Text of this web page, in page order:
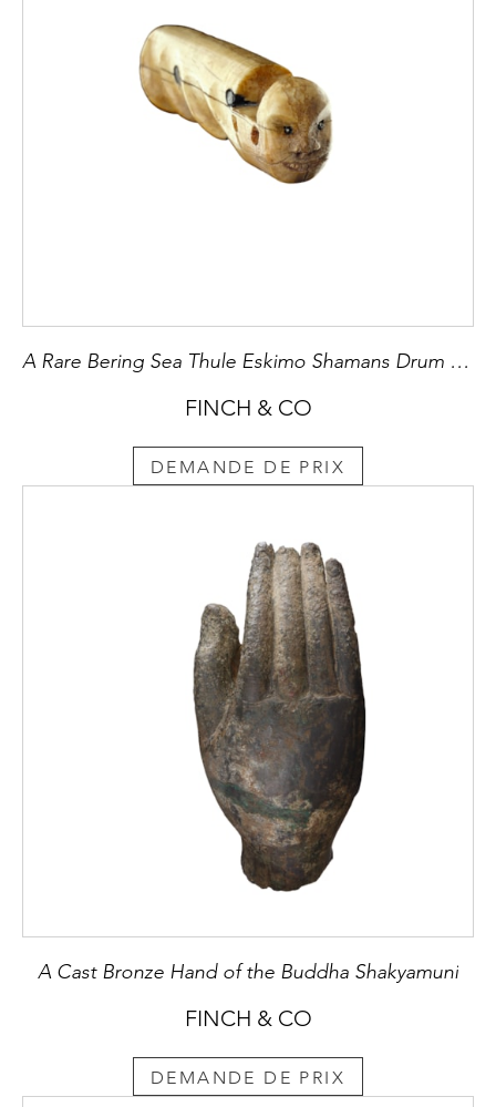
A Rare Bering Sea Thule Eskimo Shamans Drum Handle
FINCH & CO
DEMANDE DE PRIX
A Cast Bronze Hand of the Buddha Shakyamuni
FINCH & CO
DEMANDE DE PRIX